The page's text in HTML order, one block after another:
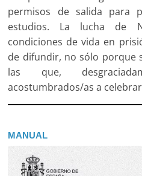
permisos de salida para
estudios. La lucha de
condiciones de vida en
de difundir, no sólo porque
las que,
acostumbrados/as a
MANUAL